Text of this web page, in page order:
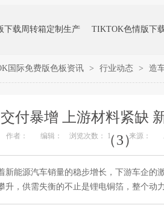
下载周转箱定制生产 TIKTOK色情版下
国际免费版色板资讯 > 行业动态 > 造
付暴增 上游材料紧缺 新
（3）
作者： 编辑： 浏览次数： 1 来源：
新能源汽车销量的稳步增长，下游车企
升，供需失衡的不止是锂电铜箔，整个